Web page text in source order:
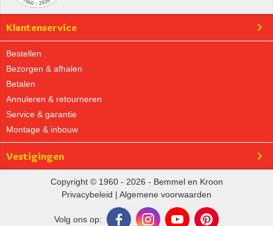
Klantenservice
Bestellen
Bezorgen & afhalen
Betalen
Annuleren & retourneren
Service & garantie
Montage & inbouw
Vestigingen
Copyright © 1960 - 2026 - Bemmel en Kroon
Privacybeleid | Algemene voorwaarden
Volg ons op: